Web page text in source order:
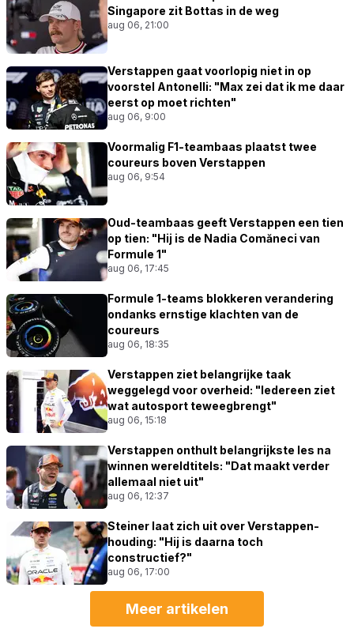
Singapore zit Bottas in de weg
aug 06, 21:00
Verstappen gaat voorlopig niet in op
voorstel Antonelli: "Max zei dat ik me daar
eerst op moet richten"
aug 06, 9:00
Voormalig F1-teambaas plaatst twee
coureurs boven Verstappen
aug 06, 9:54
Oud-teambaas geeft Verstappen een tien
op tien: "Hij is de Nadia Comăneci van
Formule 1"
aug 06, 17:45
Formule 1-teams blokkeren verandering
ondanks ernstige klachten van de
coureurs
aug 06, 18:35
Verstappen ziet belangrijke taak
weggelegd voor overheid: "Iedereen ziet
wat autosport teweegbrengt"
aug 06, 15:18
Verstappen onthult belangrijkste les na
winnen wereldtitels: "Dat maakt verder
allemaal niet uit"
aug 06, 12:37
Steiner laat zich uit over Verstappen-
houding: "Hij is daarna toch
constructief?"
aug 06, 17:00
Meer artikelen